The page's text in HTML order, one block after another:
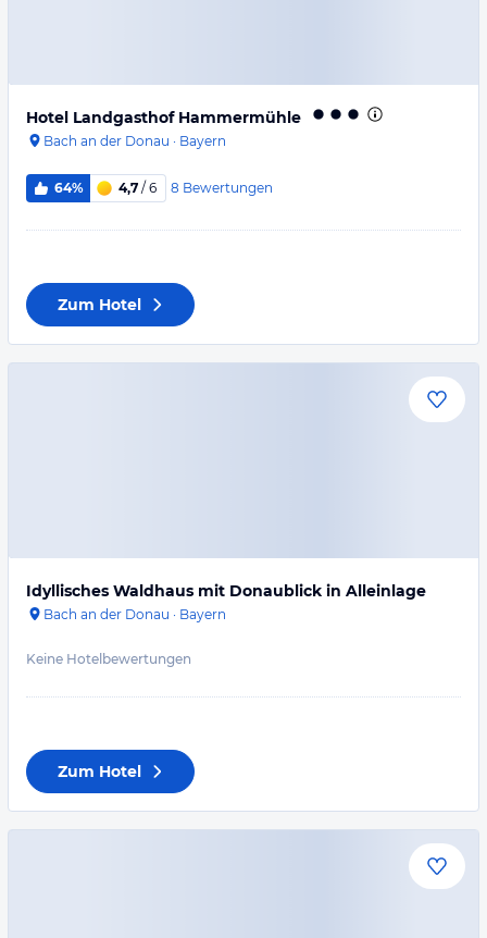
Hotel Landgasthof Hammermühle
Bach an der Donau · Bayern
64% 4,7 / 6 8 Bewertungen
Zum Hotel
Idyllisches Waldhaus mit Donaublick in Alleinlage
Bach an der Donau · Bayern
Keine Hotelbewertungen
Zum Hotel